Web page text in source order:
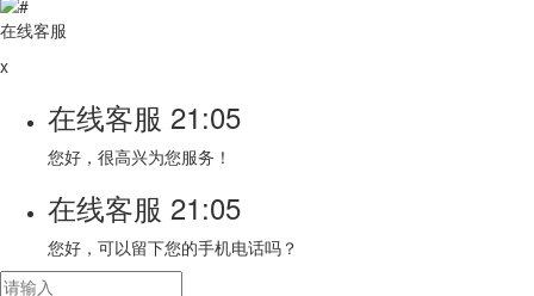
在线客服
x
在线客服 21:05
您好，很高兴为您服务！
在线客服 21:05
您好，可以留下您的手机电话吗？